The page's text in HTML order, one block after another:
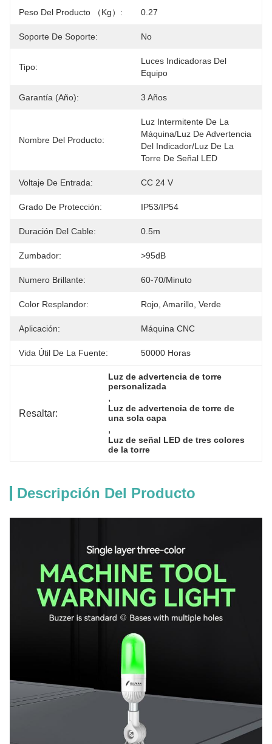
Peso Del Producto （kg）: 0.27
Soporte De Soporte: No
Tipo:
Luces Indicadoras Del
Equipo
Garantía (año): 3 Años
Nombre Del Producto:
Luz Intermitente De La
Máquina/luz De Advertencia
Del Indicador/luz De La
Torre De Señal LED
Voltaje De Entrada: CC 24 V
Grado De Protección: IP53/IP54
Duración Del Cable: 0.5m
Zumbador: >95dB
Numero Brillante: 60-70/minuto
Color Resplandor: Rojo, Amarillo, Verde
Aplicación: Máquina CNC
Vida Útil De La Fuente: 50000 Horas
Resaltar:
Luz de advertencia de torre
personalizada
,
Luz de advertencia de torre de
una sola capa
,
Luz de señal LED de tres colores
de la torre
Descripción Del Producto